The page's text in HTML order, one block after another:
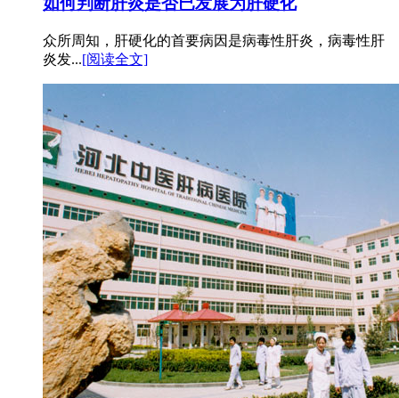
众所周知，肝硬化的首要病因是病毒性肝炎，病毒性肝
炎发...[阅读全文]